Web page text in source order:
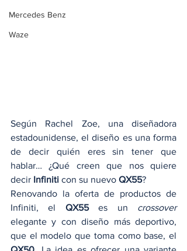
Mercedes Benz
Waze
Según Rachel Zoe, una diseñadora
estadounidense, el diseño es una forma
de decir quién eres sin tener que
hablar… ¿Qué creen que nos quiere
decir Infiniti con su nuevo QX55?
Renovando la oferta de productos de
Infiniti, el QX55 es un crossover
elegante y con diseño más deportivo,